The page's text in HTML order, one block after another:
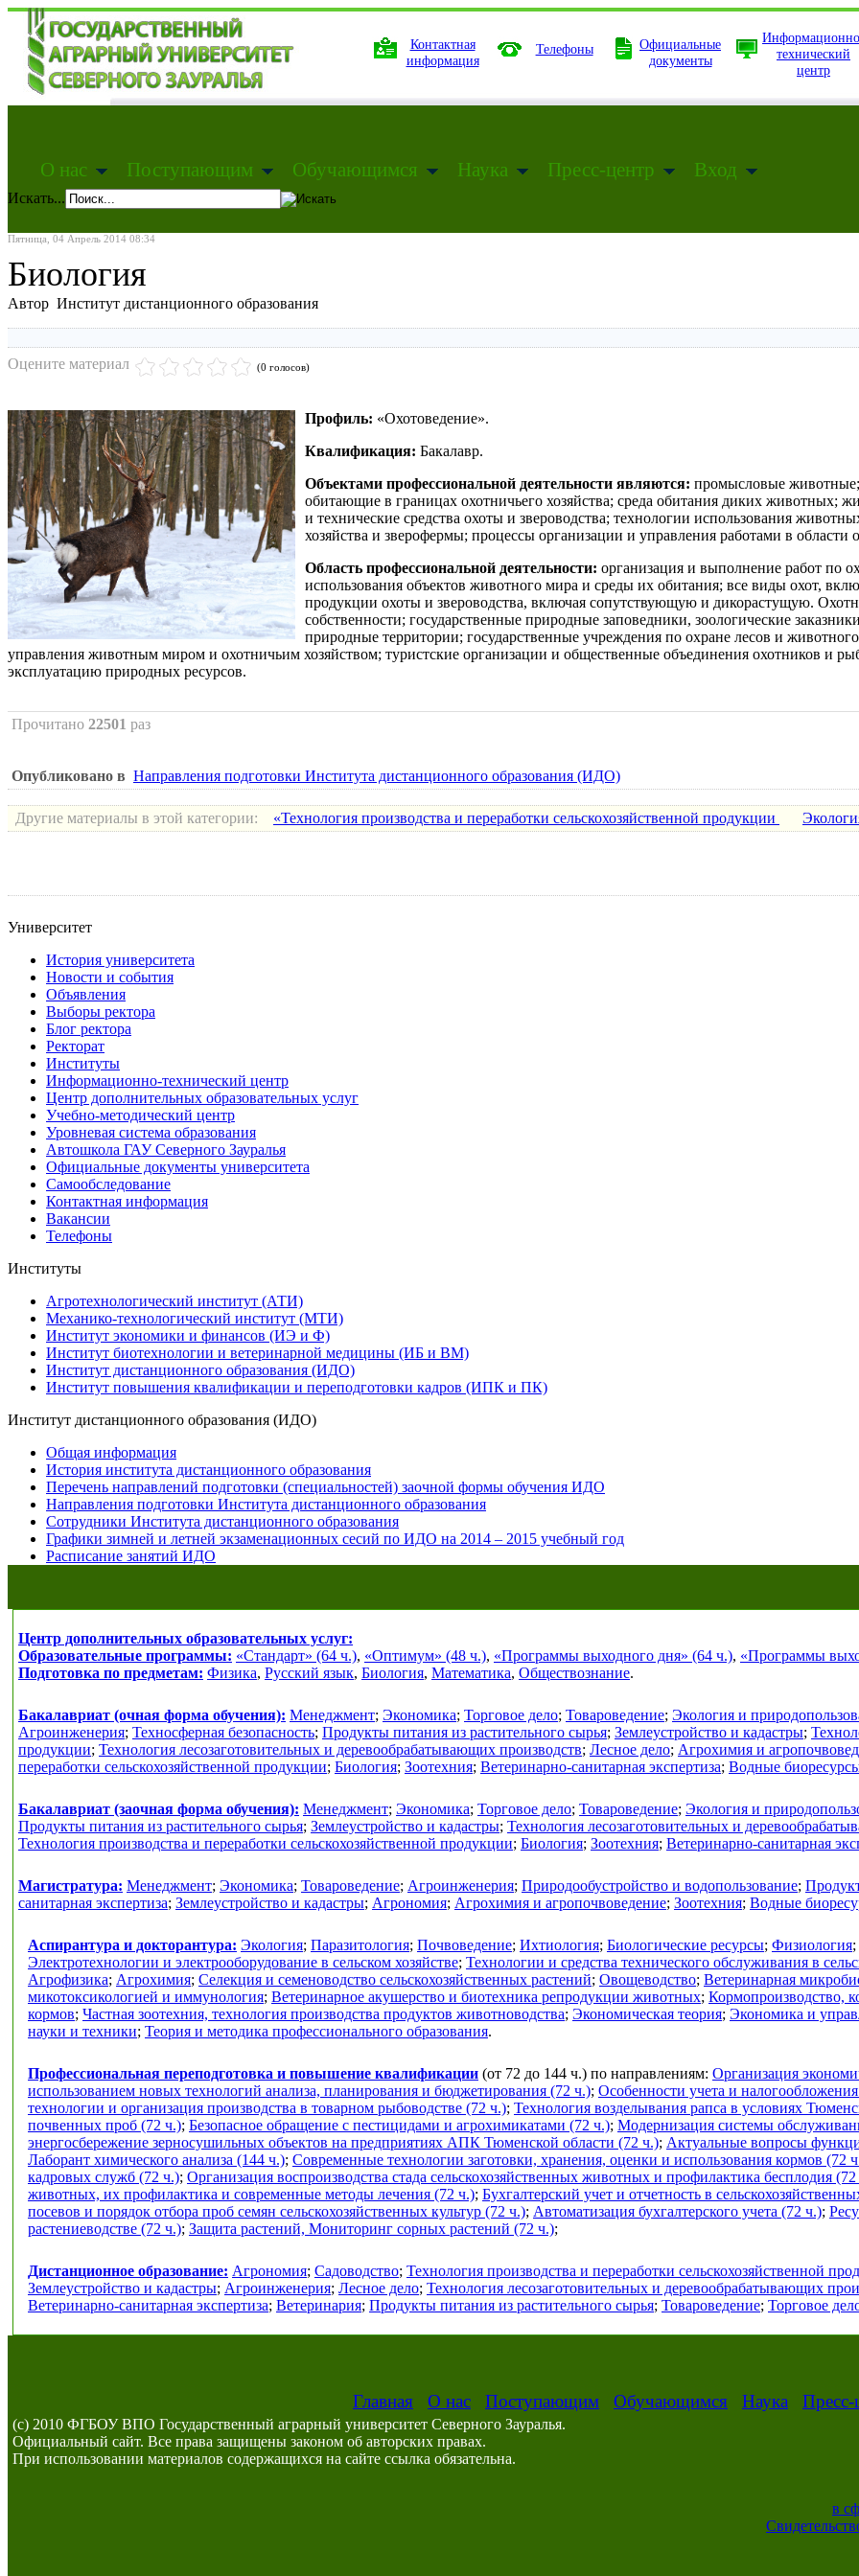
Контактная
информация
Телефоны
Официальные
документы
технический
центр
О нас Поступающим Обучающимся Наука Пресс-центр Вход
Искать...
Пятница, 04 Апрель 2014 08:34
Биология
Автор Институт дистанционного образования
Оцените материал (0 голосов)
Профиль: «Охотоведение».
Квалификация: Бакалавр.
Объектами профессиональной деятельности являются: промысловые
обитающие в границах охотничьего хозяйства; среда обитания диких животных;
и технические средства охоты и звероводства; технологии использования
хозяйства и зверофермы; процессы организации и управления работами в области
Область профессиональной деятельности: организация и выполнение работ по
использования объектов животного мира и среды их обитания; все виды охот,
продукции охоты и звероводства, включая сопутствующую и дикорастущую.
собственности; государственные природные заповедники, зоологические
природные территории; государственные учреждения по охране лесов и
управления животным миром и охотничьим хозяйством; туристские организации и общественные объединения охотников и
эксплуатацию природных ресурсов.
Прочитано 22501 раз
Опубликовано в Направления подготовки Института дистанционного образования (ИДО)
Другие материалы в этой категории: «Технология производства и переработки сельскохозяйственной продукции
Университет
История университета
Новости и события
Объявления
Выборы ректора
Блог ректора
Ректорат
Институты
Информационно-технический центр
Центр дополнительных образовательных услуг
Учебно-методический центр
Уровневая система образования
Автошкола ГАУ Северного Зауралья
Официальные документы университета
Самообследование
Контактная информация
Вакансии
Телефоны
Институты
Агротехнологический институт (АТИ)
Механико-технологический институт (МТИ)
Институт экономики и финансов (ИЭ и Ф)
Институт биотехнологии и ветеринарной медицины (ИБ и ВМ)
Институт дистанционного образования (ИДО)
Институт повышения квалификации и переподготовки кадров (ИПК и ПК)
Институт дистанционного образования (ИДО)
Общая информация
История института дистанционного образования
Перечень направлений подготовки (специальностей) заочной формы обучения ИДО
Направления подготовки Института дистанционного образования
Сотрудники Института дистанционного образования
Графики зимней и летней экзаменационных сесий по ИДО на 2014 – 2015 учебный год
Расписание занятий ИДО
Центр дополнительных образовательных услуг:
Образовательные программы: «Стандарт» (64 ч.), «Оптимум» (48 ч.), «Программы выходного дня» (64 ч.), «Программы
Подготовка по предметам: Физика, Русский язык, Биология, Математика, Обществознание.
Бакалавриат (очная форма обучения): Менеджмент; Экономика; Торговое дело; Товароведение; Экология и
Агроинженерия; Техносферная безопасность; Продукты питания из растительного сырья; Землеустройство и кадастры;
продукции; Технология лесозаготовительных и деревообрабатывающих производств; Лесное дело; Агрохимия и
переработки сельскохозяйственной продукции; Биология; Зоотехния; Ветеринарно-санитарная экспертиза; Водные
Бакалавриат (заочная форма обучения): Менеджмент; Экономика; Торговое дело; Товароведение; Экология и
Продукты питания из растительного сырья; Землеустройство и кадастры; Технология лесозаготовительных и
Технология производства и переработки сельскохозяйственной продукции; Биология; Зоотехния; Ветеринарно-санитарная
Магистратура: Менеджмент; Экономика; Товароведение; Агроинженерия; Природообустройство и водопользование;
санитарная экспертиза; Землеустройство и кадастры; Агрономия; Агрохимия и агропочвоведение; Зоотехния; Водные
Аспирантура и докторантура: Экология; Паразитология; Почвоведение; Ихтиология; Биологические ресурсы; Физиология;
Электротехнологии и электрооборудование в сельском хозяйстве; Технологии и средства технического обслуживания в
Агрофизика; Агрохимия; Селекция и семеноводство сельскохозяйственных растений; Овощеводство; Ветеринарная
микотоксикологией и иммунология; Ветеринарное акушерство и биотехника репродукции животных; Кормопроизводство,
кормов; Частная зоотехния, технология производства продуктов животноводства; Экономическая теория; Экономика и
науки и техники; Теория и методика профессионального образования.
Профессиональная переподготовка и повышение квалификации (от 72 до 144 ч.) по направлениям: Организация
использованием новых технологий анализа, планирования и бюджетирования (72 ч.); Особенности учета и
технологии и организация производства в товарном рыбоводстве (72 ч.); Технология возделывания рапса в условиях
почвенных проб (72 ч.); Безопасное обращение с пестицидами и агрохимикатами (72 ч.); Модернизация системы
энергосбережение зерносушильных объектов на предприятиях АПК Тюменской области (72 ч.); Актуальные вопросы
Лаборант химического анализа (144 ч.); Современные технологии заготовки, хранения, оценки и использования кормов (72
кадровых служб (72 ч.); Организация воспроизводства стада сельскохозяйственных животных и профилактика бесплодия
животных, их профилактика и современные методы лечения (72 ч.); Бухгалтерский учет и отчетность в
посевов и порядок отбора проб семян сельскохозяйственных культур (72 ч.); Автоматизация бухгалтерского учета (72 ч.);
растениеводстве (72 ч.); Защита растений, Мониторинг сорных растений (72 ч.);
Дистанционное образование: Агрономия; Садоводство; Технология производства и переработки сельскохозяйственной
Землеустройство и кадастры; Агроинженерия; Лесное дело; Технология лесозаготовительных и деревообрабатывающих
Ветеринарно-санитарная экспертиза; Ветеринария; Продукты питания из растительного сырья; Товароведение; Торговое
Главная О нас Поступающим Обучающимся Наука Пресс-
(c) 2010 ФГБОУ ВПО Государственный аграрный университет Северного Зауралья.
Официальный сайт. Все права защищены законом об авторских правах.
При использовании материалов содержащихся на сайте ссылка обязательна.
в